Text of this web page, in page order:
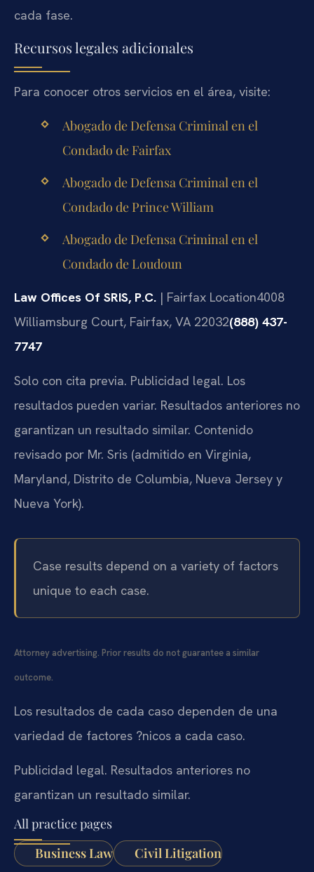
cada fase.
Recursos legales adicionales
Para conocer otros servicios en el área, visite:
Abogado de Defensa Criminal en el
Condado de Fairfax
Abogado de Defensa Criminal en el
Condado de Prince William
Abogado de Defensa Criminal en el
Condado de Loudoun
Law Offices Of SRIS, P.C. | Fairfax Location4008
Williamsburg Court, Fairfax, VA 22032(888) 437-
7747
Solo con cita previa. Publicidad legal. Los
resultados pueden variar. Resultados anteriores no
garantizan un resultado similar. Contenido
revisado por Mr. Sris (admitido en Virginia,
Maryland, Distrito de Columbia, Nueva Jersey y
Nueva York).
Case results depend on a variety of factors
unique to each case.
Attorney advertising. Prior results do not guarantee a similar
outcome.
Los resultados de cada caso dependen de una
variedad de factores ?nicos a cada caso.
Publicidad legal. Resultados anteriores no
garantizan un resultado similar.
All practice pages
Business Law
Civil Litigation